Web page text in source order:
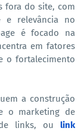
fora do site, com
e relevância no
é focado na
em fatores
o fortalecimento
a construção
o marketing de
links, ou link